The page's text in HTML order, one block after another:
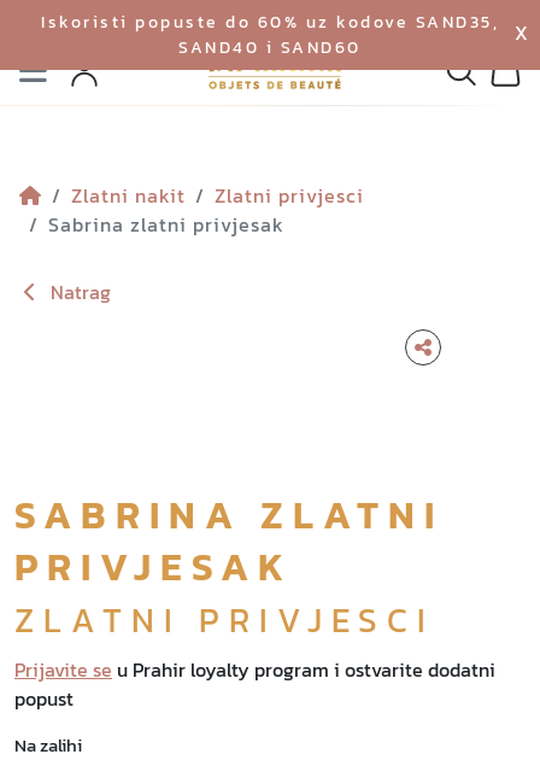
Iskoristi popuste do 60% uz kodove SAND35,
SAND40 i SAND60
X
Izbornik
Profil
Zlatni nakit
Zlatni privjesci
Sabrina zlatni privjesak
Natrag
SABRINA ZLATNI
PRIVJESAK
ZLATNI PRIVJESCI
Prijavite se u Prahir loyalty program i ostvarite dodatni
popust
Na zalihi